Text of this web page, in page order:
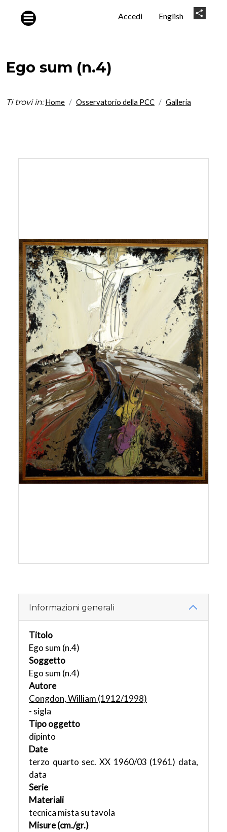
User
Accedi English
Ego sum (n.4)
Ti trovi in: Home Osservatorio della PCC Galleria
Informazioni generali
Titolo
Ego sum (n.4)
Soggetto
Ego sum (n.4)
Autore
Congdon, William (1912/1998)
- sigla
Tipo oggetto
dipinto
Date
terzo quarto sec. XX 1960/03 (1961) data,
data
Serie
Materiali
tecnica mista su tavola
Misure (cm./gr.)